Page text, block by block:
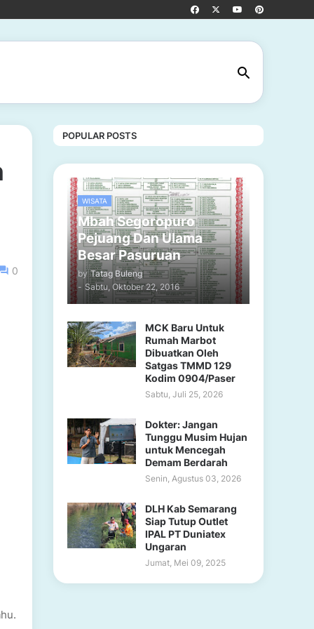
0
POPULAR POSTS
WISATA
Mbah Segoropuro
Pejuang Dan Ulama
Besar Pasuruan
by Tatag Buleng
- Sabtu, Oktober 22, 2016
MCK Baru Untuk
Rumah Marbot
Dibuatkan Oleh
Satgas TMMD 129
Kodim 0904/Paser
Sabtu, Juli 25, 2026
Dokter: Jangan
Tunggu Musim Hujan
untuk Mencegah
Demam Berdarah
Senin, Agustus 03, 2026
DLH Kab Semarang
Siap Tutup Outlet
IPAL PT Duniatex
Ungaran
Jumat, Mei 09, 2025